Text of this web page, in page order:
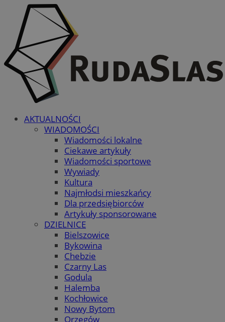
AKTUALNOŚCI
WIADOMOŚCI
Wiadomości lokalne
Ciekawe artykuły
Wiadomości sportowe
Wywiady
Kultura
Najmłodsi mieszkańcy
Dla przedsiębiorców
Artykuły sponsorowane
DZIELNICE
Bielszowice
Bykowina
Chebzie
Czarny Las
Godula
Halemba
Kochłowice
Nowy Bytom
Orzegów